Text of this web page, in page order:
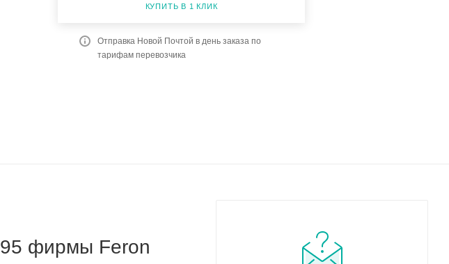
КУПИТЬ В 1 КЛИК
Отправка Новой Почтой в день заказа по
тарифам перевозчика
фирмы Feron